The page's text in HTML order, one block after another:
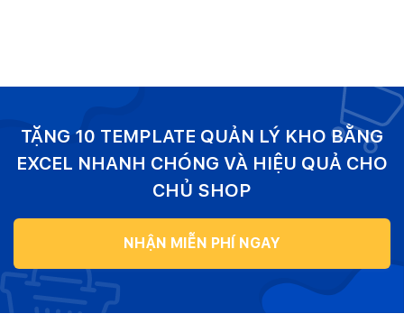
TẶNG 10 TEMPLATE QUẢN LÝ KHO BẰNG
EXCEL NHANH CHÓNG VÀ HIỆU QUẢ CHO
CHỦ SHOP
NHẬN MIỄN PHÍ NGAY